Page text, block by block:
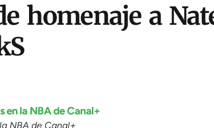
homenaje a
NBA de Canal+